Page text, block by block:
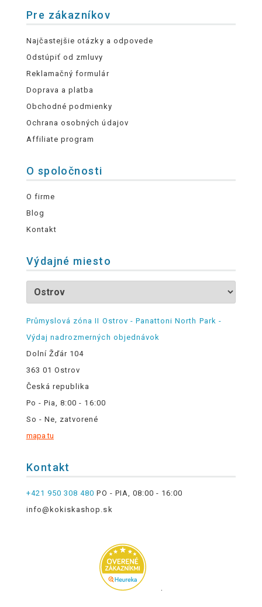
Pre zákazníkov
Najčastejšie otázky a odpovede
Odstúpiť od zmluvy
Reklamačný formulár
Doprava a platba
Obchodné podmienky
Ochrana osobných údajov
Affiliate program
O spoločnosti
O firme
Blog
Kontakt
Výdajné miesto
Průmyslová zóna II Ostrov - Panattoni North Park -
Výdaj nadrozmerných objednávok
Dolní Žďár 104
363 01 Ostrov
Česká republika
Po - Pia, 8:00 - 16:00
So - Ne, zatvorené
mapa tu
Kontakt
+421 950 308 480 PO - PIA, 08:00 - 16:00
info@kokiskashop.sk
.